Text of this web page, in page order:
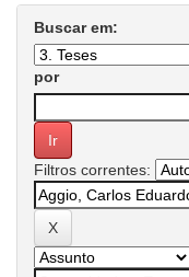
Buscar em:
por
Filtros correntes: